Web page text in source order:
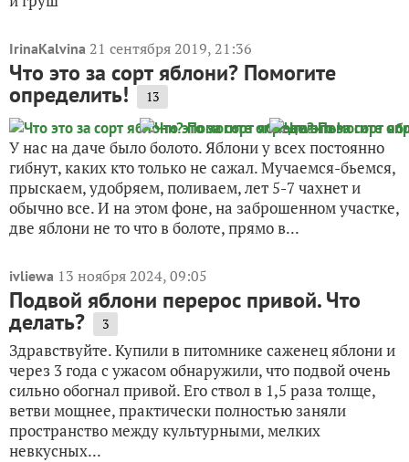
IrinaKalvina 21 сентября 2019, 21:36
Что это за сорт яблони? Помогите
определить! 13
У нас на даче было болото. Яблони у всех постоянно
гибнут, каких кто только не сажал. Мучаемся-бьемся,
прыскаем, удобряем, поливаем, лет 5-7 чахнет и
обычно все. И на этом фоне, на заброшенном участке,
две яблони не то что в болоте, прямо в...
ivliewa 13 ноября 2024, 09:05
Подвой яблони перерос привой. Что
делать? 3
Здравствуйте. Купили в питомнике саженец яблони и
через 3 года с ужасом обнаружили, что подвой очень
сильно обогнал привой. Его ствол в 1,5 раза толще,
ветви мощнее, практически полностью заняли
пространство между культурными, мелких
невкусных...